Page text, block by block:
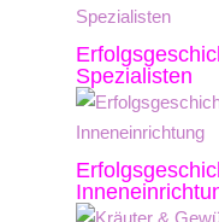
Spezialisten